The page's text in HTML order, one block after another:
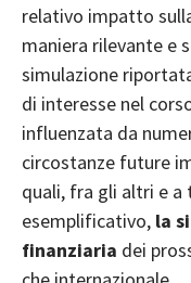
relativo impatto
maniera rilevante e
simulazione
di interesse nel
influenzata da
circostanze future
quali, fra gli altri e
esemplificativo, la
finanziaria dei